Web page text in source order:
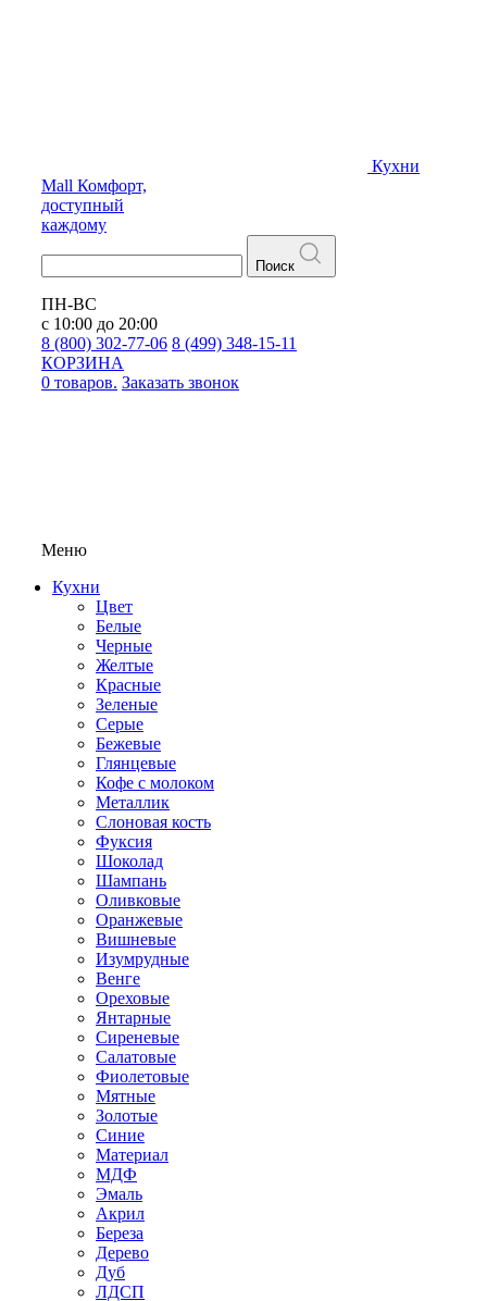
Кухни
Mall Комфорт,
доступный
каждому
Поиск
ПН-ВС
с 10:00 до 20:00
8 (800) 302-77-06 8 (499) 348-15-11
КОРЗИНА
0 товаров. Заказать звонок
Меню
Кухни
Цвет
Белые
Черные
Желтые
Красные
Зеленые
Серые
Бежевые
Глянцевые
Кофе с молоком
Металлик
Слоновая кость
Фуксия
Шоколад
Шампань
Оливковые
Оранжевые
Вишневые
Изумрудные
Венге
Ореховые
Янтарные
Сиреневые
Салатовые
Фиолетовые
Мятные
Золотые
Синие
Материал
МДФ
Эмаль
Акрил
Береза
Дерево
Дуб
ЛДСП